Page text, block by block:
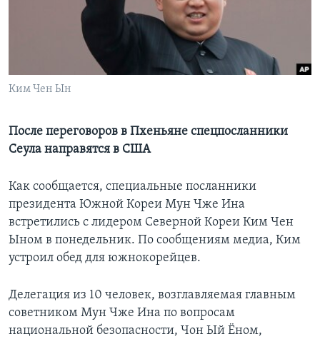
Learning English
СОЦИАЛЬНЫЕ СЕТИ
Языки
Ким Чен Ын
После переговоров в Пхеньяне спецпосланники
Сеула направятся в США
Как сообщается, специальные посланники
президента Южной Кореи Мун Чже Ина
встретились с лидером Северной Кореи Ким Чен
Ыном в понедельник. По сообщениям медиа, Ким
устроил обед для южнокорейцев.
Делегация из 10 человек, возглавляемая главным
советником Мун Чже Ина по вопросам
национальной безопасности, Чон Ый Ёном,